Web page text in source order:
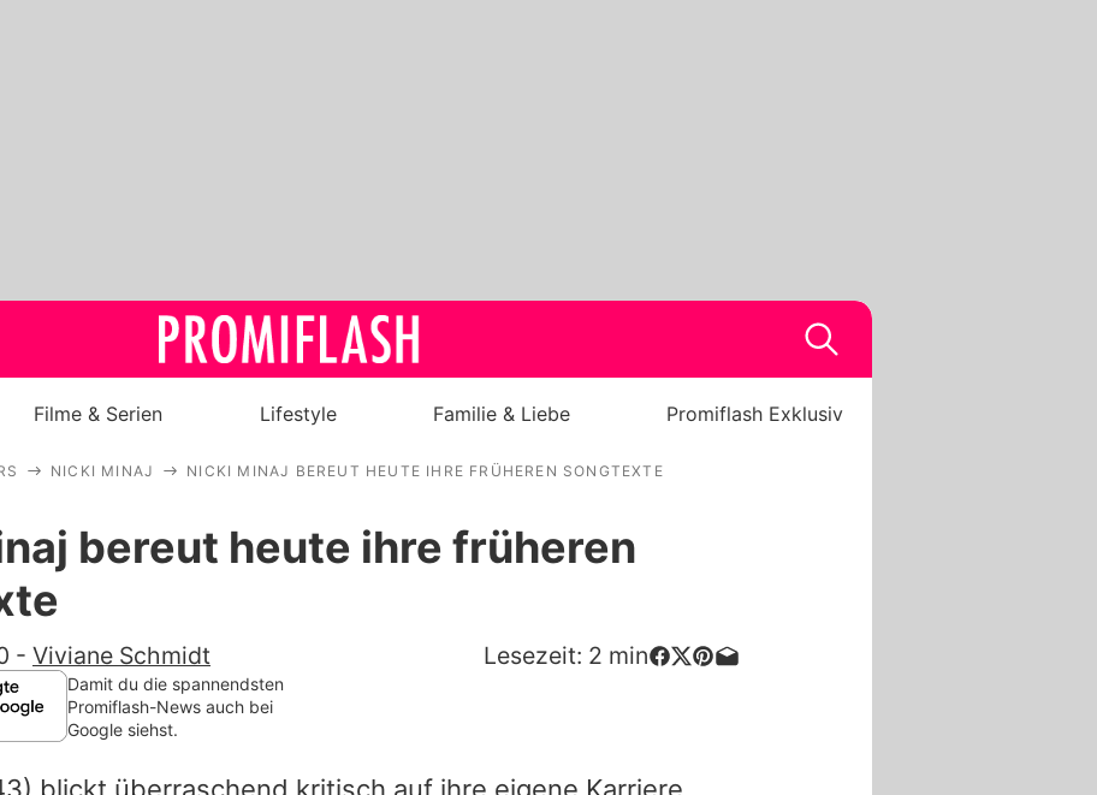
Royals
Stars
Familie & Liebe
Filme & Serien Lifestyle Familie & Liebe Promiflash Exklusiv
NICKI MINAJ NICKI MINAJ BEREUT HEUTE IHRE FRÜHEREN SONGTEXTE
bereut heute ihre früheren
- Viviane Schmidt Lesezeit: 2 min
Damit du die spannendsten
Promiflash-News auch bei
Google siehst.